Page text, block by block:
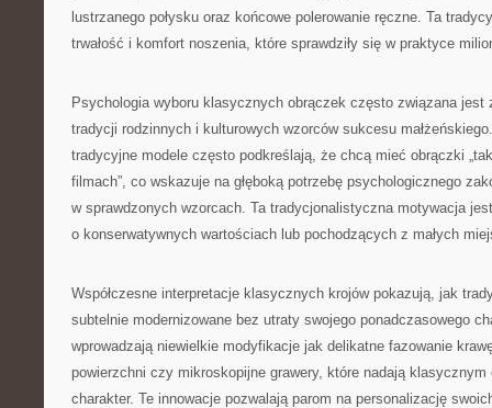
lustrzanego połysku oraz końcowe polerowanie ręczne. Ta
trwałość i komfort noszenia, które sprawdziły się w praktyce
Psychologia wyboru klasycznych obrączek często związana jest
tradycji rodzinnych i kulturowych wzorców sukcesu
tradycyjne modele często podkreślają, że chcą mieć obrączki
filmach”, co wskazuje na głęboką potrzebę psychologicznego
w sprawdzonych wzorcach. Ta tradycjonalistyczna motywacja
o konserwatywnych wartościach lub pochodzących z małych
Współczesne interpretacje klasycznych krojów pokazują, jak
subtelnie modernizowane bez utraty swojego ponadczasowego
wprowadzają niewielkie modyfikacje jak delikatne fazowanie
powierzchni czy mikroskopijne grawery, które nadają
charakter. Te innowacje pozwalają parom na personalizację